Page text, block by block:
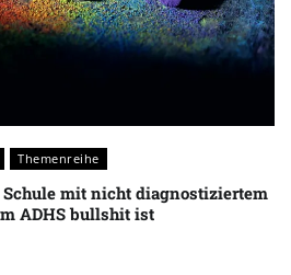
Themenreihe
Schule mit nicht diagnostiziertem
ADHS bullshit ist